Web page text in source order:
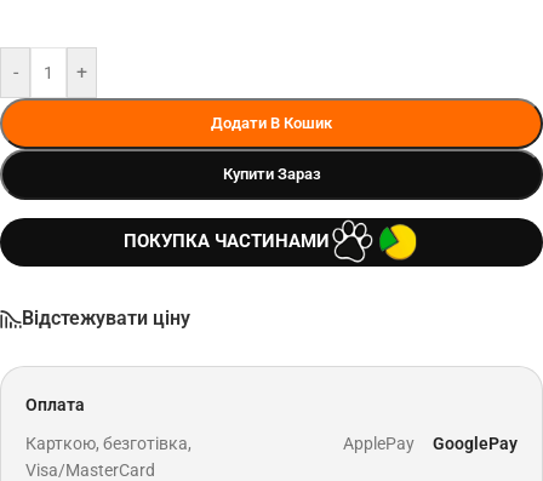
- +
Додати В Кошик
Купити Зараз
ПОКУПКА ЧАСТИНАМИ
Відстежувати ціну
Оплата
Карткою, безготівка,
Visa/MasterCard
ApplePay GooglePay